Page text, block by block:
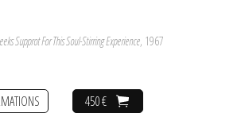
Supprot For This Soul-Stirring Experience, 1967
450 €